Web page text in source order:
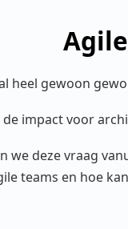
heel gewoon
de impact voor
we deze vraag
teams en hoe